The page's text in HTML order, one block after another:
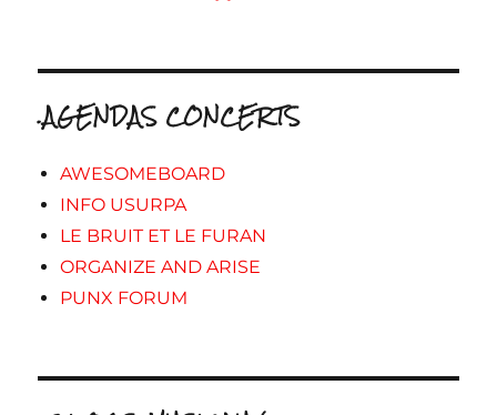
.AGENDAS CONCERTS
AWESOMEBOARD
INFO USURPA
LE BRUIT ET LE FURAN
ORGANIZE AND ARISE
PUNX FORUM